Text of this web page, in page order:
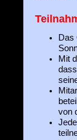
Das
Mit
von